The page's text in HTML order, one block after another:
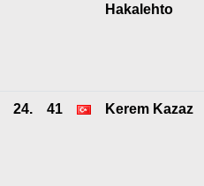
Hakalehto
24. 41 Kerem Kazaz